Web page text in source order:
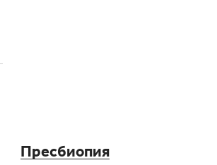
Пресбиопия